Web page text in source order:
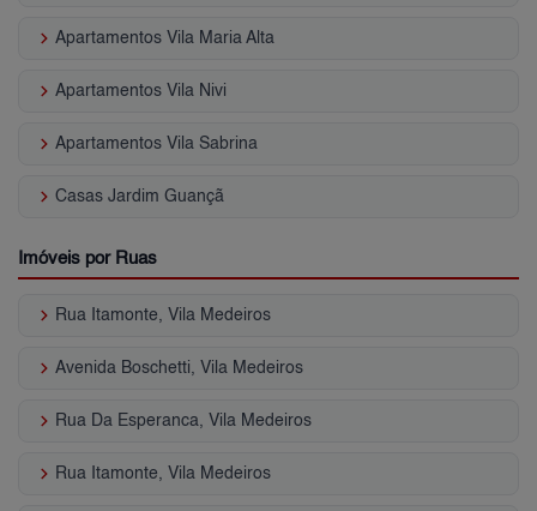
keyboard_arrow_right Apartamentos Vila Maria Alta
keyboard_arrow_right Apartamentos Vila Nivi
keyboard_arrow_right Apartamentos Vila Sabrina
keyboard_arrow_right Casas Jardim Guançã
Imóveis por Ruas
keyboard_arrow_right Rua Itamonte, Vila Medeiros
keyboard_arrow_right Avenida Boschetti, Vila Medeiros
keyboard_arrow_right Rua Da Esperanca, Vila Medeiros
keyboard_arrow_right Rua Itamonte, Vila Medeiros